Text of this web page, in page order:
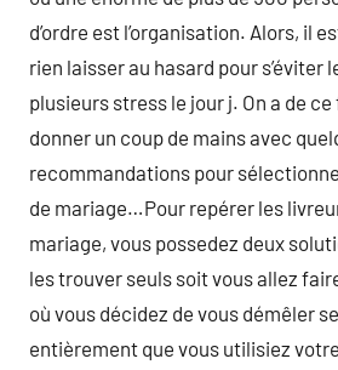
d’ordre est l’organisation. Alors, il
rien laisser au hasard pour s’éviter
plusieurs stress le jour j. On a de
donner un coup de mains avec
recommandations pour
de mariage…Pour repérer les
mariage, vous possedez deux
les trouver seuls soit vous allez
où vous décidez de vous démêler
entièrement que vous utilisiez